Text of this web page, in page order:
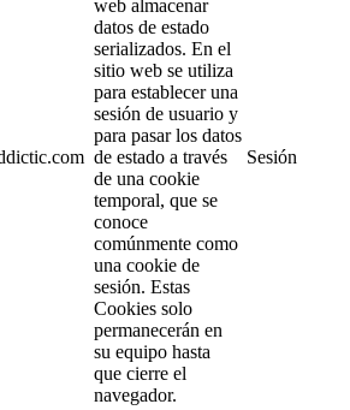
web almacenar
datos de estado
serializados. En el
sitio web se utiliza
para establecer una
sesión de usuario y
para pasar los datos
de estado a través
de una cookie
temporal, que se
conoce
comúnmente como
una cookie de
sesión. Estas
Cookies solo
permanecerán en
su equipo hasta
que cierre el
navegador.
Sesión